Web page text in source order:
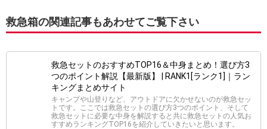
救急箱の関連記事もあわせてご覧下さい
救急セットのおすすめTOP16＆中身まとめ！選び方3
つのポイント解説【最新版】 | RANK1[ランク1]｜ラン
キングまとめサイト
キャンプや山登りなど、アウトドアに欠かせないのが救急セッ
トです。ここでは救急セットの選び方3つのポイント、そして
救急セットに必要な中身を解説すると共に救急セットの人気お
すすめランキングTOP16を紹介していきたいと思います。